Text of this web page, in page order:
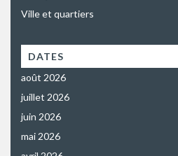
Ville et quartiers
DATES
août 2026
juillet 2026
juin 2026
mai 2026